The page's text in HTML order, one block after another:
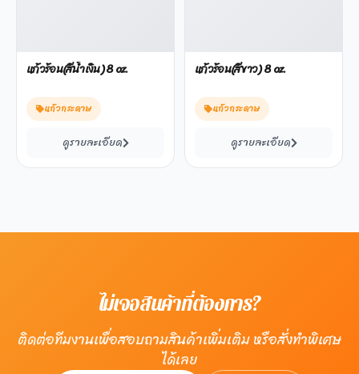
แก้วร้อน(สีน้ำเงิน) 8 oz.
แก้วกระดาษ
ดูรายละเอียด
แก้วร้อน(สีขาว) 8 oz.
แก้วกระดาษ
ดูรายละเอียด
ไม่เจอสินค้าที่ต้องการ?
ติดต่อทีมงานเพื่อสอบถามสินค้าเพิ่มเติม หรือสั่งทำพิเศษ
ได้เลย